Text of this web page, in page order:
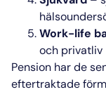
Work-life
och privatliv
Pension har de
eftertraktade